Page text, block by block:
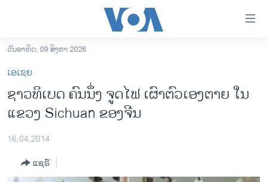
ເຂົ້າ
ຫາ
ຂ້າມ
ຂ້າມ
ຫາ
ອາເມຣິກາ
ຂ່າວ​ຈີນ
ໂລກ
ວັນອາທິດ, 09 ສິງຫາ 2026
ເອເຊຍ
ຊາວທິເບດ ຄົນນຶ່ງ ຈູດ​ໄຟ ​ເຜົາ​ຕົວ​ເອງ​ຕາຍ ​ໃນ​
ແຂວງ Sichuan ຂອງ​ຈີນ
16,04,2014
ແຊຣ໌